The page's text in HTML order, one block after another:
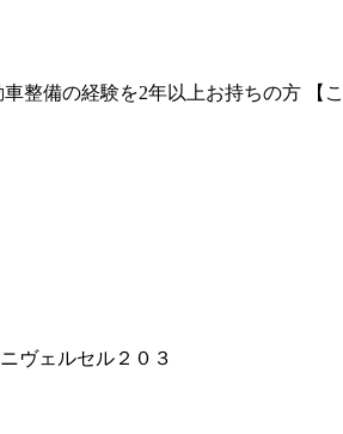
車整備の経験を2年以上お持ちの方
ヴェルセル２０３